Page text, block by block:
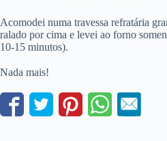
Acomodei numa travessa refratária
ralado por cima e levei ao forno
10-15 minutos).
Nada mais!